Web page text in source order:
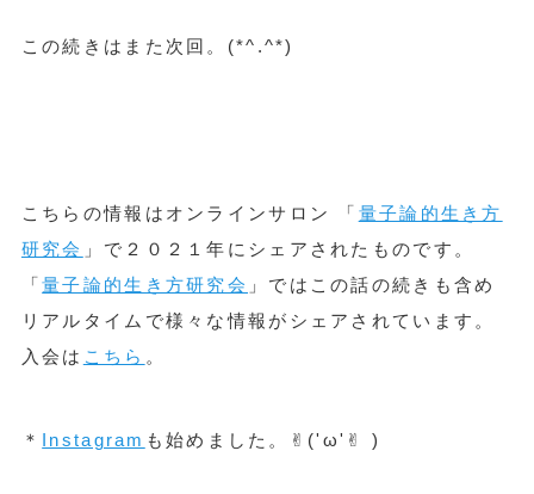
この続きはまた次回。 (*^.^*)
こちらの情報はオンラインサロン 「 量子論的生き方
研究会 」で２０２１年にシェアされたものです。
「量子論的生き方研究会 」ではこの話の続きも含め
リアルタイムで様々な情報がシェアされています。
入会は こちら 。
＊ Instagram も始めました。✌︎('ω'✌︎ )